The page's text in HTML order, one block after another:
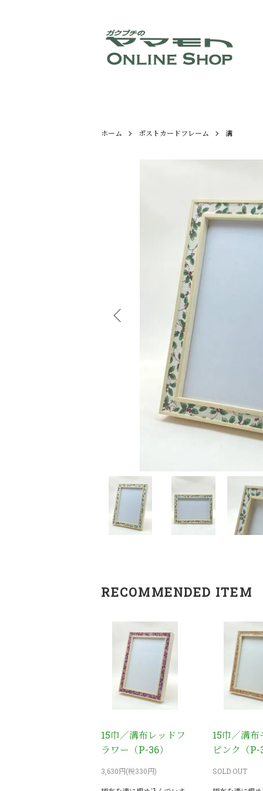
ホーム ポストカードフレーム 溝
RECOMMENDED ITEM
15巾／溝布レッドフ
ラワー（P-36）
3,630円(税330円)
15巾／溝布
ピンク（
SOLD OUT